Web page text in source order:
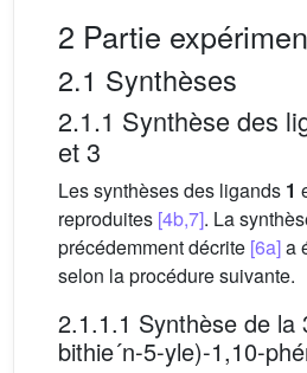
2 Partie
2.1 Synthèses
2.1.1 Synthèse des
et 3
Les synthèses des ligands 1
reproduites [4b,7]. La
précédemment décrite [6a]a
selon la procédure suivante.
2.1.1.1 Synthèse de la
bithie´n-5-yle)-1,10-